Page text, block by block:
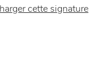
cette signature